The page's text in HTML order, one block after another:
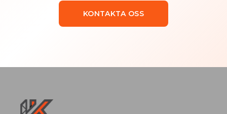
KONTAKTA OSS